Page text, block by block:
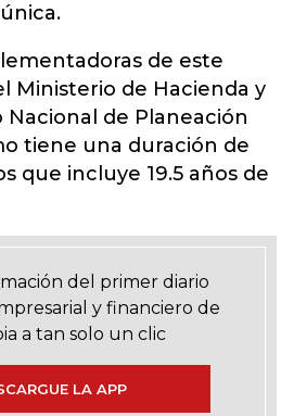
de este
Ministerio de Hacienda y
de Planeación
tiene una duración de
que incluye 19.5 años de
del primer diario
y financiero de
a tan solo un clic
LA APP